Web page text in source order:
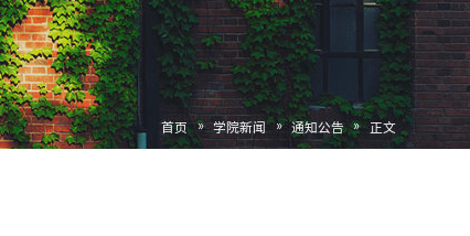
首页 » 学院新闻 » 通知公告 » 正文